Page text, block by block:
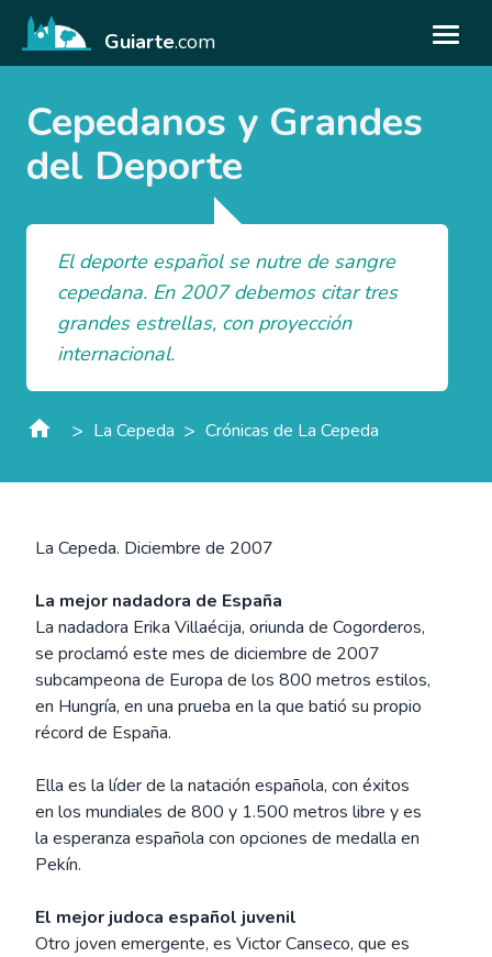
Guiarte.com
Cepedanos y Grandes
del Deporte
El deporte español se nutre de sangre
cepedana. En 2007 debemos citar tres
grandes estrellas, con proyección
internacional.
> La Cepeda > Crónicas de La Cepeda
La Cepeda. Diciembre de 2007
La mejor nadadora de España
La nadadora Erika Villaécija, oriunda de Cogorderos,
se proclamó este mes de diciembre de 2007
subcampeona de Europa de los 800 metros estilos,
en Hungría, en una prueba en la que batió su propio
récord de España.
Ella es la líder de la natación española, con éxitos
en los mundiales de 800 y 1.500 metros libre y es
la esperanza española con opciones de medalla en
Pekín.
El mejor judoca español juvenil
Otro joven emergente, es Victor Canseco, que es